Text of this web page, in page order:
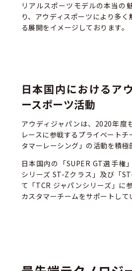
リアルスポーツモデルの本当の
り、アウディスポーツにより多
る展開をイメージしております。
日本国内におけるア
ースポーツ活動
アウディジャパンは、2020年度
レースに参戦するプライベート
タマーレーシング」の活動を積極
日本国内の「SUPER GT選手権
シリーズ ST-Zクラス」及び「
て「TCR ジャパンシリーズ」に
カスタマーチームをサポートして